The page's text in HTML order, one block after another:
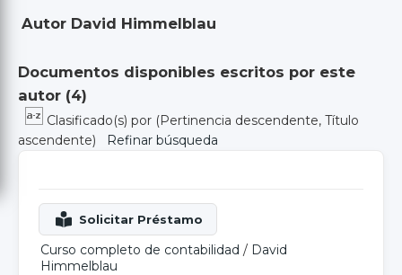
Autor David Himmelblau
Documentos disponibles escritos por este
autor (4)
Clasificado(s) por (Pertinencia descendente, Título
ascendente)
Refinar búsqueda
Curso completo de contabilidad / David
Himmelblau